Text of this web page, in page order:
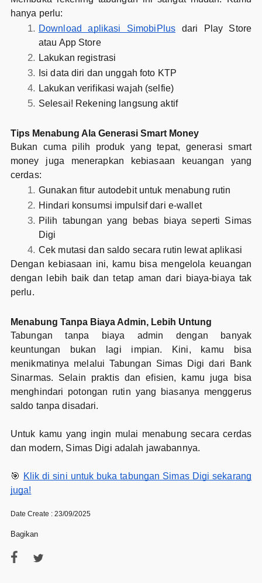
hanya perlu:
Download aplikasi SimobiPlus dari Play Store
atau App Store
Lakukan registrasi
Isi data diri dan unggah foto KTP
Lakukan verifikasi wajah (selfie)
Selesai! Rekening langsung aktif
Tips Menabung Ala Generasi Smart Money
Bukan cuma pilih produk yang tepat, generasi smart
money juga menerapkan kebiasaan keuangan yang
cerdas:
Gunakan fitur autodebit untuk menabung rutin
Hindari konsumsi impulsif dari e-wallet
Pilih tabungan yang bebas biaya seperti Simas
Digi
Cek mutasi dan saldo secara rutin lewat aplikasi
Dengan kebiasaan ini, kamu bisa mengelola keuangan
dengan lebih baik dan tetap aman dari biaya-biaya tak
perlu.
Menabung Tanpa Biaya Admin, Lebih Untung
Tabungan tanpa biaya admin dengan banyak
keuntungan bukan lagi impian. Kini, kamu bisa
menikmatinya melalui Tabungan Simas Digi dari Bank
Sinarmas. Selain praktis dan efisien, kamu juga bisa
menghindari potongan rutin yang biasanya menggerus
saldo tanpa disadari.
Untuk kamu yang ingin mulai menabung secara cerdas
dan modern, Simas Digi adalah jawabannya.
🎯 Klik di sini untuk buka tabungan Simas Digi sekarang
juga!
Date Create : 23/09/2025
Bagikan